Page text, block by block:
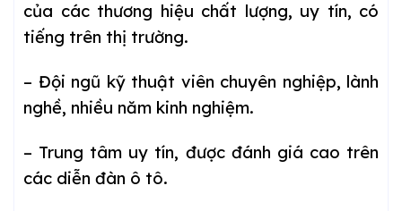
của các thương hiệu chất lượng, uy tín, có
tiếng trên thị trường.
– Đội ngũ kỹ thuật viên chuyên nghiệp, lành
nghề, nhiều năm kinh nghiệm.
– Trung tâm uy tín, được đánh giá cao trên
các diễn đàn ô tô.